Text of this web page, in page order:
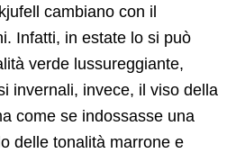
cambiano con il
Infatti, in estate lo si può
verde lussureggiante,
invernali, invece, il viso della
come se indossasse una
delle tonalità marrone e